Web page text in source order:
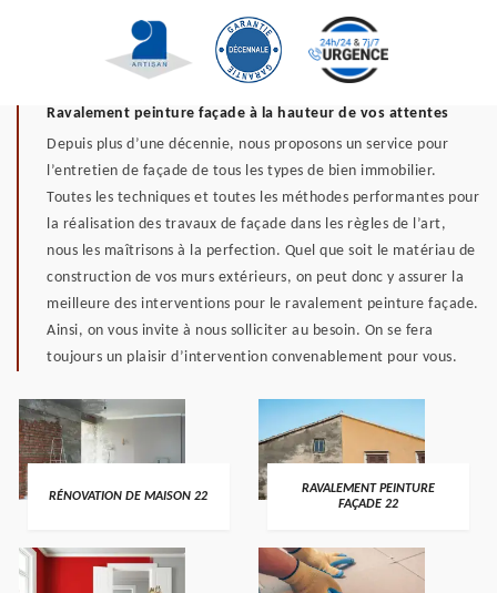
Ravalement peinture façade à la hauteur de vos attentes
Depuis plus d’une décennie, nous proposons un service pour
l’entretien de façade de tous les types de bien immobilier.
Toutes les techniques et toutes les méthodes performantes pour
la réalisation des travaux de façade dans les règles de l’art,
nous les maîtrisons à la perfection. Quel que soit le matériau de
construction de vos murs extérieurs, on peut donc y assurer la
meilleure des interventions pour le ravalement peinture façade.
Ainsi, on vous invite à nous solliciter au besoin. On se fera
toujours un plaisir d’intervention convenablement pour vous.
RÉNOVATION DE MAISON 22
RAVALEMENT PEINTURE
FAÇADE 22